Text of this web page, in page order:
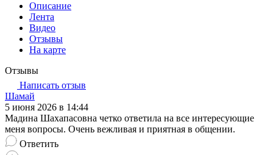
Описание
Лента
Видео
Отзывы
На карте
Отзывы
Написать отзыв
Шамай
5 июня 2026 в 14:44
Мадина Шахапасовна четко ответила на все интересующие
меня вопросы. Очень вежливая и приятная в общении.
Ответить